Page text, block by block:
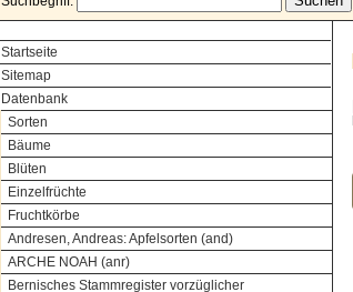
Startseite
Sitemap
Datenbank
Sorten
Bäume
Blüten
Einzelfrüchte
Fruchtkörbe
Andresen, Andreas: Apfelsorten (and)
ARCHE NOAH (anr)
Bernisches Stammregister vorzüglicher